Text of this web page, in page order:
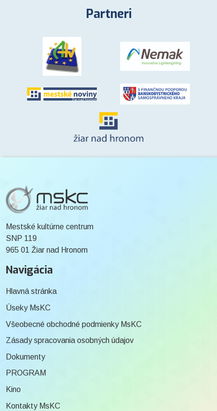
Partneri
Mestské kultúrne centrum
SNP 119
965 01 Žiar nad Hronom
Navigácia
Hlavná stránka
Úseky MsKC
Všeobecné obchodné podmienky MsKC
Zásady spracovania osobných údajov
Dokumenty
PROGRAM
Kino
Kontakty MsKC